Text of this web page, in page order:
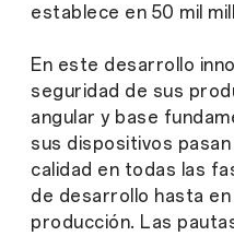
establece en 50 mil
En este desarrollo
seguridad de sus
angular y base
sus dispositivos
calidad en todas las
de desarrollo hasta
producción. Las